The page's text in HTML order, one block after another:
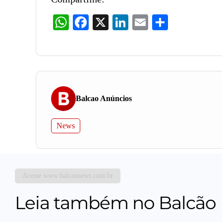
WhatsAppFacebook LinkedInEmail
Balcao Anúncios
News
Acesse www.balcaonews.com.br
Leia também no Balcão